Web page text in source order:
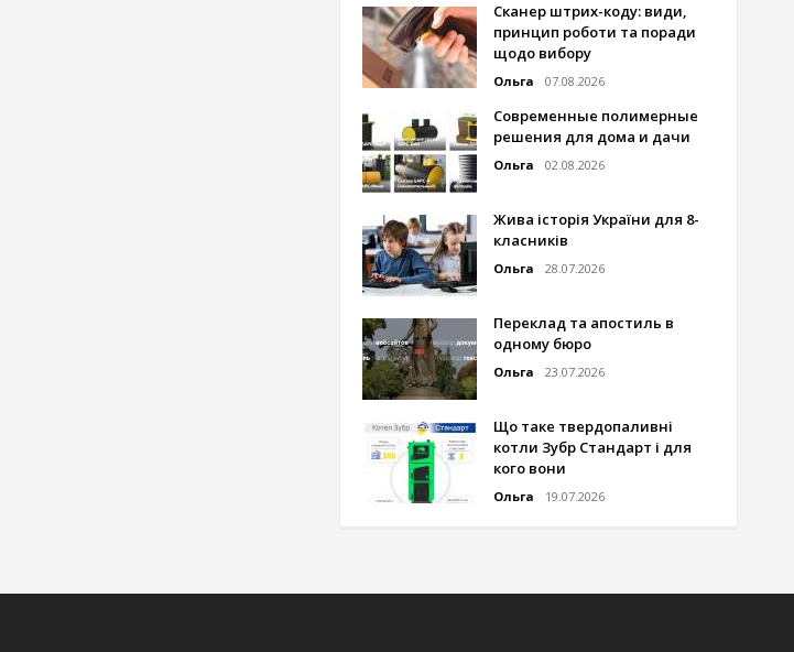
Сканер штрих-коду: види,
принцип роботи та поради
щодо вибору
Ольга 07.08.2026
Современные полимерные
решения для дома и дачи
Ольга 02.08.2026
Жива історія України для 8-
класників
Ольга 28.07.2026
Переклад та апостиль в
одному бюро
Ольга 23.07.2026
Що таке твердопаливні
котли Зубр Стандарт і для
кого вони
Ольга 19.07.2026